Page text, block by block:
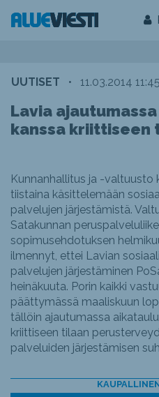
UUTISET • 11.03.2014 11:45
Lavia
kanssa kriittiseen
Kunnanhallitus ja -
tiistaina käsittelemään
palvelujen järjestämistä.
Satakunnan
sopimusehdotuksen
ilmennyt, ettei Lavian
palvelujen järjestäminen
heinäkuuta. Porin kaikki
päättymässä maaliskuun
tällöin ajautumassa
kriittiseen tilaan
palveluiden järjestämisen